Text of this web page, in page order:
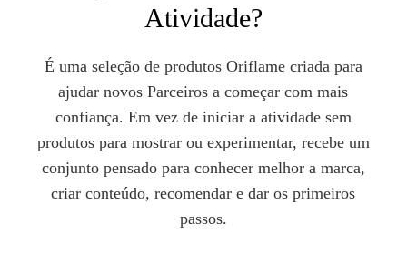
Atividade?
É uma seleção de produtos Oriflame criada para
ajudar novos Parceiros a começar com mais
confiança. Em vez de iniciar a atividade sem
produtos para mostrar ou experimentar, recebe um
conjunto pensado para conhecer melhor a marca,
criar conteúdo, recomendar e dar os primeiros
passos.